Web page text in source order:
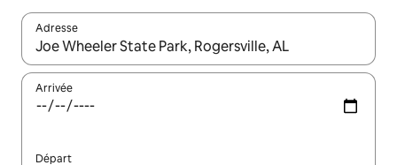
Adresse
Lorsque les résultats s'affichent, utilisez les flèches vers le
Arrivée
Départ